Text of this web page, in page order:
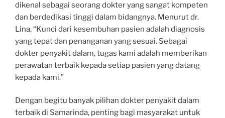
dikenal sebagai seorang dokter yang sangat kompeten
dan berdedikasi tinggi dalam bidangnya. Menurut dr.
Lina, “Kunci dari kesembuhan pasien adalah diagnosis
yang tepat dan penanganan yang sesuai. Sebagai
dokter penyakit dalam, tugas kami adalah memberikan
perawatan terbaik kepada setiap pasien yang datang
kepada kami.”
Dengan begitu banyak pilihan dokter penyakit dalam
terbaik di Samarinda, penting bagi masyarakat untuk